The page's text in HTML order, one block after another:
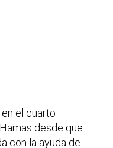
en el cuarto
desde que
con la ayuda de